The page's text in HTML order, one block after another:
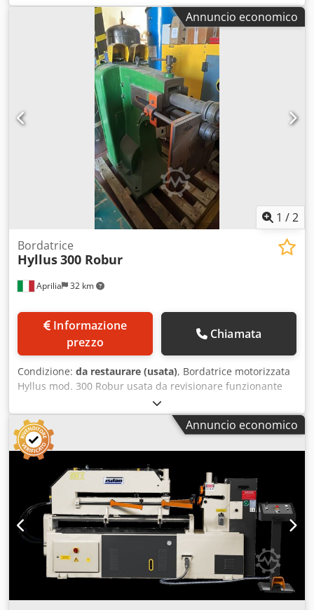
nastri. Utilizzata per preparare i lembi di nastri da
sottoporre successivamente a calandratura. Macchina
dotata di una serie di rulli in grado di eseguire la
profilatura a freddo di nastri e lamiere che vengono
opportunamente sagomati con una lavorazione continua
fino a raggiungere il profilo o il tubo desiderato..
Chodpfxoxdr Swe Abija Macchina utilizzata pochissimo,
perfettamente funzionante ed in buono stato complessivo.
Disponibile manuale e documentazione originale
Annuncio economico
1 /2
Aprilia 32 km
Bordatrice
Hyllus300 Robur
prezzo
Chiamata
Condizione: da restaurare (usata), Bordatrice motorizzata
Hyllus mod. 300 Robur usata da revisionare funzionante
spessore massimo di bordatura 3 mm. profondità incavo
450 mm. Codpfewakguex Abisha interasse assi 100 mm.
Annuncio economico